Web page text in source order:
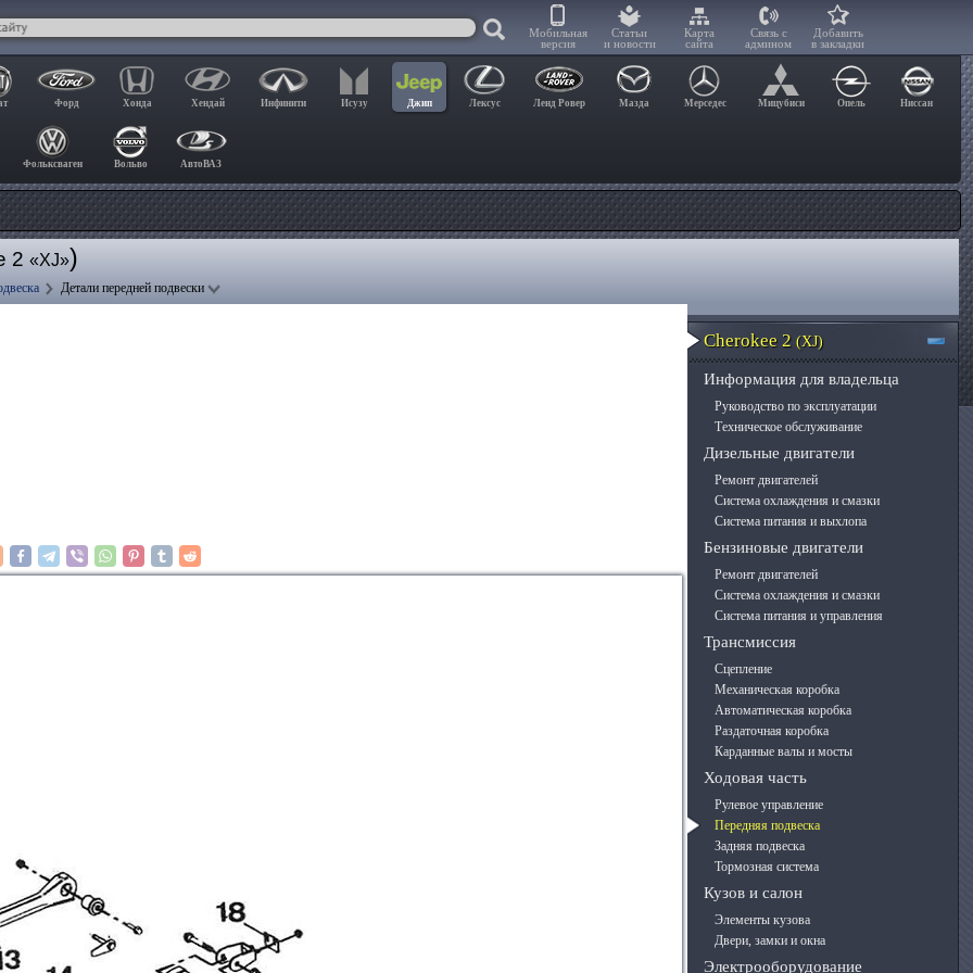
Мобильная
версия
Статьи
и новости
Карта
сайта
Связь с
админом
Добавить
в закладки
Форд Хонда Хендай Инфинити Исузу Джип Лексус Ленд Ровер Мазда Мерседес Мицубиси Опель Ниссан
Фольксваген Вольво АвтоВАЗ
2«XJ»)
Детали передней подвески
Cherokee 2 (XJ)
Информация для владельца
Руководство по эксплуатации
Техническое обслуживание
Дизельные двигатели
Ремонт двигателей
Система охлаждения и смазки
Система питания и выхлопа
Бензиновые двигатели
Ремонт двигателей
Система охлаждения и смазки
Система питания и управления
Трансмиссия
Сцепление
Механическая коробка
Автоматическая коробка
Раздаточная коробка
Карданные валы и мосты
Ходовая часть
Рулевое управление
Передняя подвеска
Задняя подвеска
Тормозная система
Кузов и салон
Элементы кузова
Двери, замки и окна
Электрооборудование